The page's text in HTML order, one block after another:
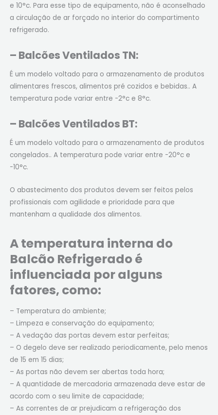
e 10°c. Para esse tipo de equipamento, não é aconselhado
a circulação de ar forçado no interior do compartimento
refrigerado.
– Balcões Ventilados TN:
É um modelo voltado para o armazenamento de produtos
alimentares frescos, alimentos pré cozidos e bebidas.. A
temperatura pode variar entre -2°c e 8°c.
– Balcões Ventilados BT:
É um modelo voltado para o armazenamento de produtos
congelados.. A temperatura pode variar entre -20°c e
-10°c.
O abastecimento dos produtos devem ser feitos pelos
profissionais com agilidade e prioridade para que
mantenham a qualidade dos alimentos.
A temperatura interna do
Balcão Refrigerado é
influenciada por alguns
fatores, como:
– Temperatura do ambiente;
– Limpeza e conservação do equipamento;
– A vedação das portas devem estar perfeitas;
– O degelo deve ser realizado periodicamente, pelo menos
de 15 em 15 dias;
– As portas não devem ser abertas toda hora;
– A quantidade de mercadoria armazenada deve estar de
acordo com o seu limite de capacidade;
– As correntes de ar prejudicam a refrigeração dos